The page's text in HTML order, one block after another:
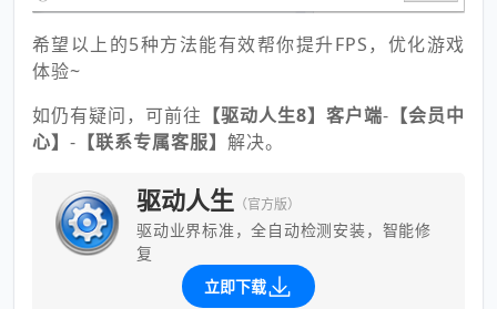
希望以上的5种方法能有效帮你提升FPS，优化游戏
体验~
如仍有疑问，可前往 【驱动人生8】客户端- 【会员中
心】 - 【联系专属客服】 解决。
驱动人生 （官方版）
驱动业界标准，全自动检测安装，智能修
复
立即下载